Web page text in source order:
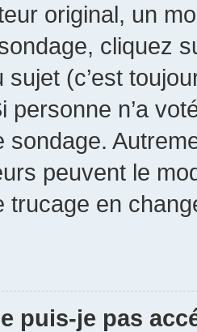
original, un
cliquez
sujet (c’est
personne n’a
sondage.
peuvent le
trucage en
puis-je pas